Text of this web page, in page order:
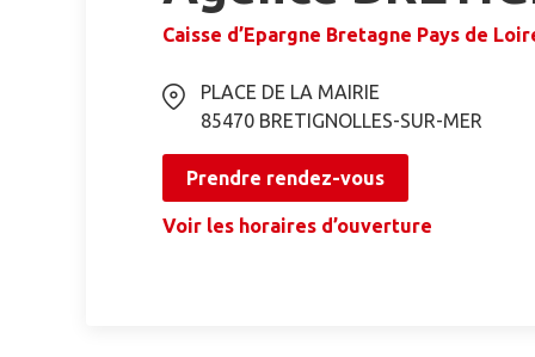
Caisse d’Epargne Bretagne Pays de
PLACE DE LA MAIRIE
85470 BRETIGNOLLES-SUR-MER
Prendre rendez-vous
Voir les horaires d’ouverture